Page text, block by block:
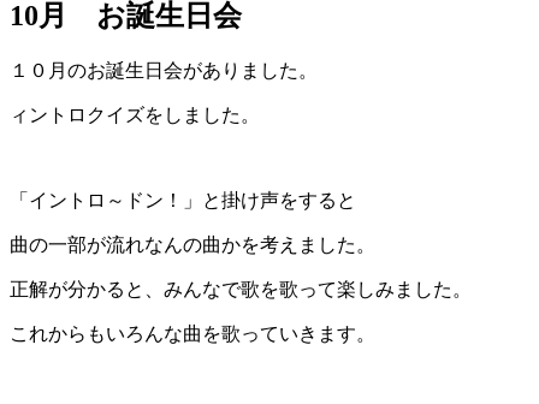
10月 お誕生日会
１０月のお誕生日会がありました。
ィントロクイズをしました。
「イントロ～ドン！」と掛け声をすると
曲の一部が流れなんの曲かを考えました。
正解が分かると、みんなで歌を歌って楽しみました。
これからもいろんな曲を歌っていきます。